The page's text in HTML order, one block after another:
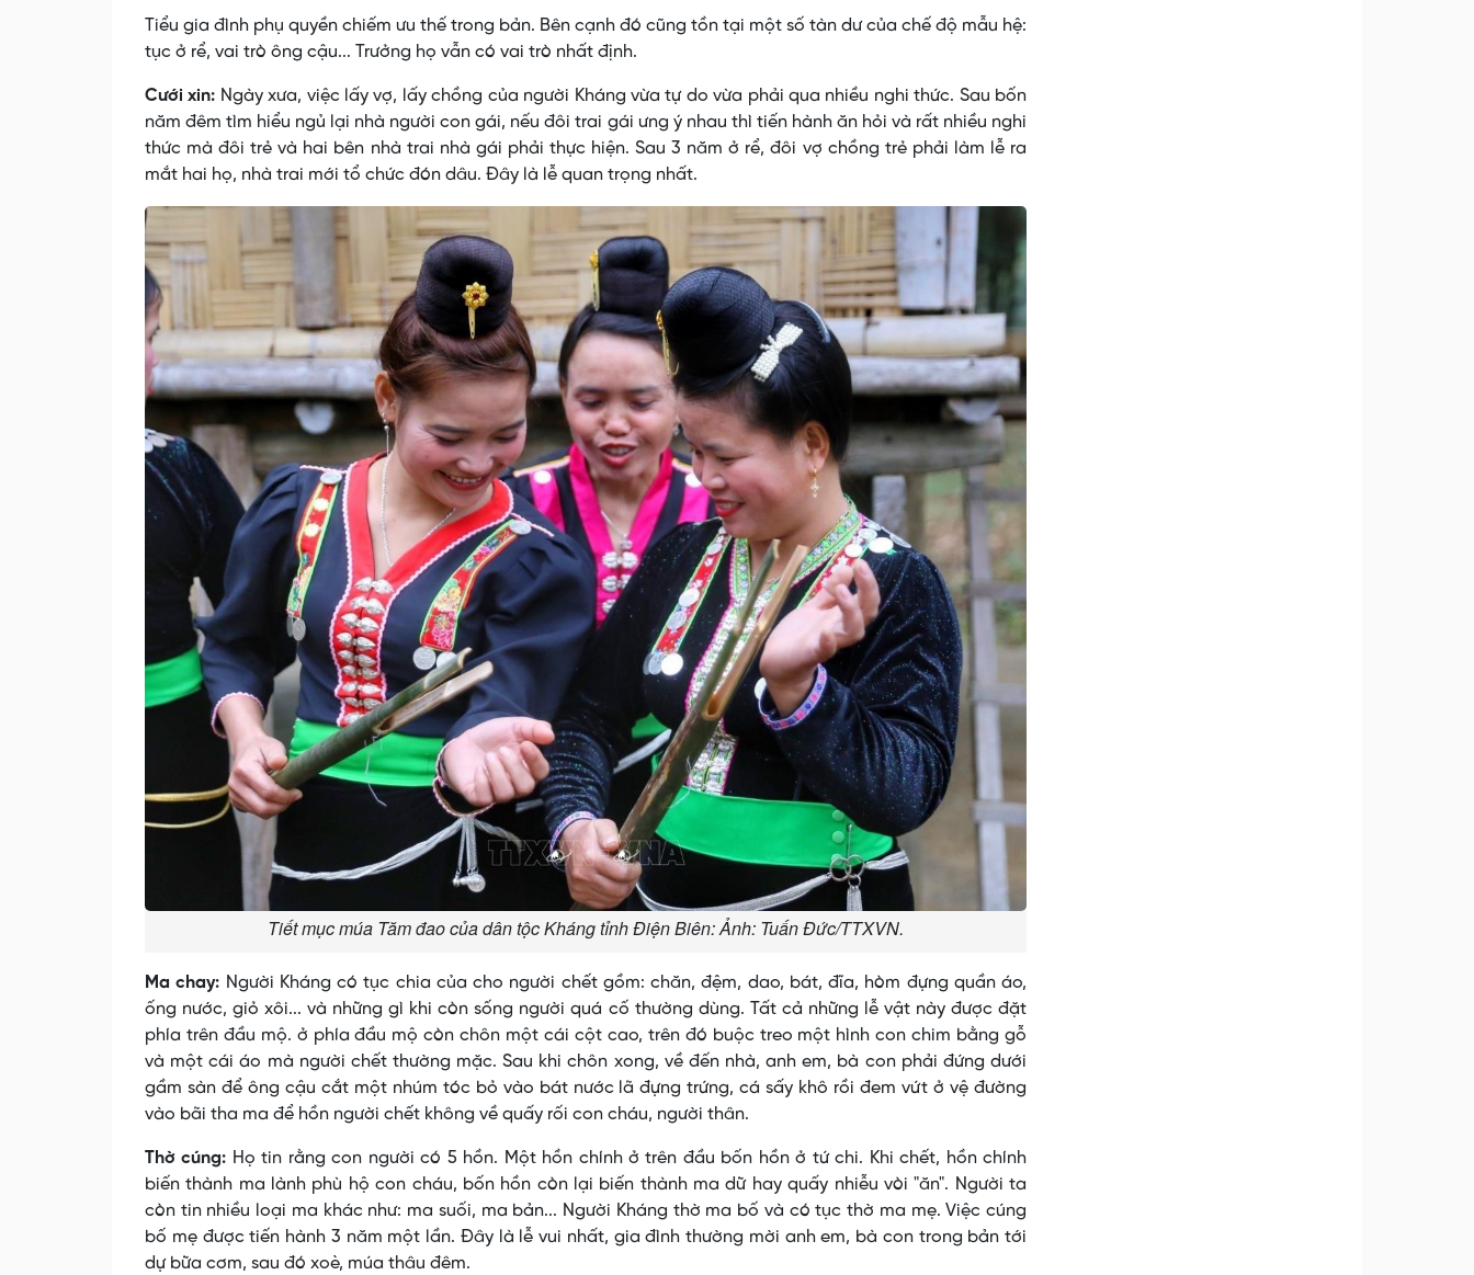
Tiểu gia đình phụ quyền chiếm ưu thế trong bản. Bên cạnh đó cũng tồn tại một số tàn dư của chế độ mẫu hệ:
tục ở rể, vai trò ông cậu... Trưởng họ vẫn có vai trò nhất định.
Cưới xin: Ngày xưa, việc lấy vợ, lấy chồng của người Kháng vừa tự do vừa phải qua nhiều nghi thức. Sau bốn
năm đêm tìm hiểu ngủ lại nhà người con gái, nếu đôi trai gái ưng ý nhau thì tiến hành ăn hỏi và rất nhiều nghi
thức mà đôi trẻ và hai bên nhà trai nhà gái phải thực hiện. Sau 3 năm ở rể, đôi vợ chồng trẻ phải làm lễ ra
mắt hai họ, nhà trai mới tổ chức đón dâu. Ðây là lễ quan trọng nhất.
Tiết mục múa Tăm đao của dân tộc Kháng tỉnh Điện Biên: Ảnh: Tuấn Đức/TTXVN.
Ma chay: Người Kháng có tục chia của cho người chết gồm: chăn, đệm, dao, bát, đĩa, hòm đựng quần áo,
ống nước, giỏ xôi... và những gì khi còn sống người quá cố thường dùng. Tất cả những lễ vật này được đặt
phía trên đầu mộ. ở phía đầu mộ còn chôn một cái cột cao, trên đó buộc treo một hình con chim bằng gỗ
và một cái áo mà người chết thường mặc. Sau khi chôn xong, về đến nhà, anh em, bà con phải đứng dưới
gầm sàn để ông cậu cắt một nhúm tóc bỏ vào bát nước lã đựng trứng, cá sấy khô rồi đem vứt ở vệ đường
vào bãi tha ma để hồn người chết không về quấy rối con cháu, người thân.
Thờ cúng: Họ tin rằng con người có 5 hồn. Một hồn chính ở trên đầu bốn hồn ở tứ chi. Khi chết, hồn chính
biến thành ma lành phù hộ con cháu, bốn hồn còn lại biến thành ma dữ hay quấy nhiễu vòi "ăn". Người ta
còn tin nhiều loại ma khác như: ma suối, ma bản... Người Kháng thờ ma bố và có tục thờ ma mẹ. Việc cúng
bố mẹ được tiến hành 3 năm một lần. Ðây là lễ vui nhất, gia đình thường mời anh em, bà con trong bản tới
dự bữa cơm, sau đó xoè, múa thâu đêm.